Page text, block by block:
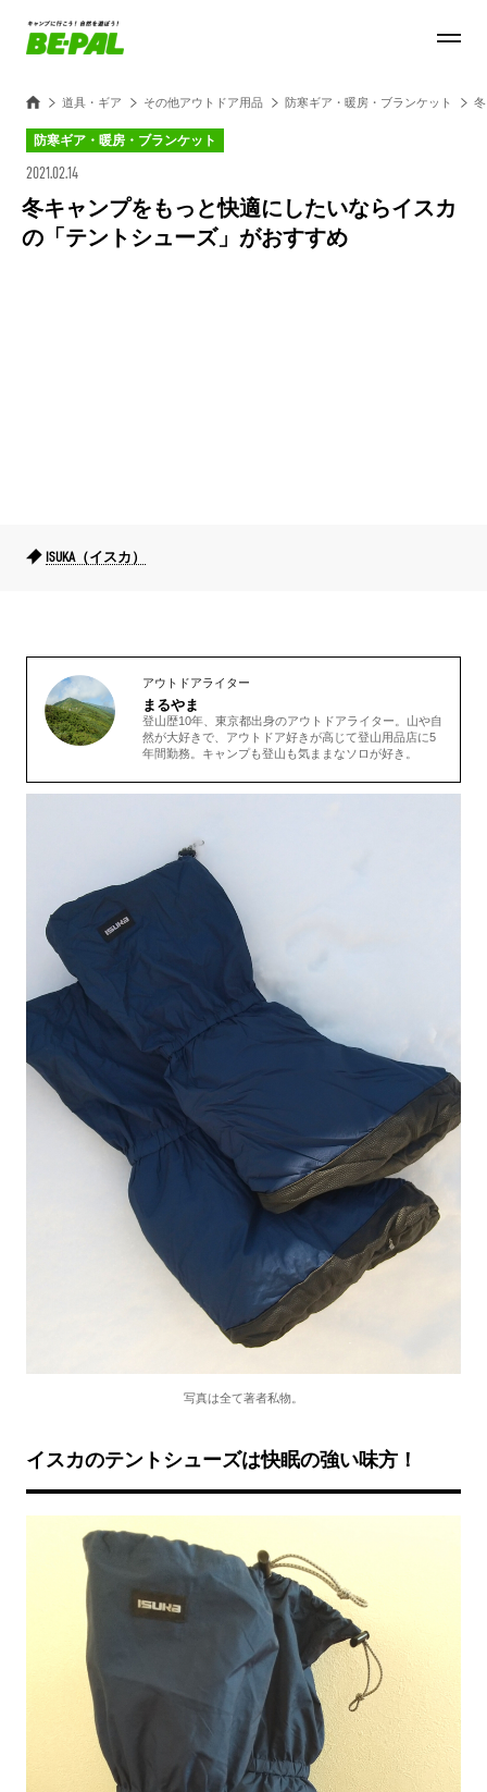
道具・ギア その他アウトドア用品 防寒ギア・暖房・ブランケット
防寒ギア・暖房・ブランケット
2021.02.14
冬キャンプをもっと快適にしたいならイスカ
の「テントシューズ」がおすすめ
ISUKA（イスカ）
アウトドアライター
まるやま
登山歴10年、東京都出身のアウトドアライター。山や自
然が大好きで、アウトドア好きが高じて登山用品店に5
年間勤務。キャンプも登山も気ままなソロが好き。
写真は全て著者私物。
イスカのテントシューズは快眠の強い味方！